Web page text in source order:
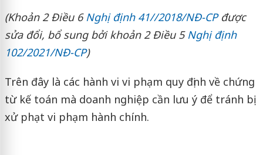
(Khoản 2 Điều 6Nghị định 41//2018/NĐ-CPđược
sửa đổi, bổ sung bởi khoản 2 Điều 5Nghị định
102/2021/NĐ-CP)
Trên đây là các hành vi vi phạm quy định về chứng
từ kế toán mà doanh nghiệp cần lưu ý để tránh bị
xử phạt vi phạm hành chính.